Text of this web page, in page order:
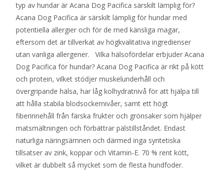
typ av hundar är Acana Dog Pacifica särskilt lämplig för?
Acana Dog Pacifica är särskilt lämplig för hundar med
potentiella allergier och för de med känsliga magar,
eftersom det är tillverkat av högkvalitativa ingredienser
utan vanliga allergener. Vilka hälsofördelar erbjuder Acana
Dog Pacifica för hundar? Acana Dog Pacifica är rikt på kött
och protein, vilket stödjer muskelunderhåll och
övergripande hälsa, har låg kolhydratnivå för att hjälpa till
att hålla stabila blodsockernivåer, samt ett högt
fiberinnehåll från färska frukter och grönsaker som hjälper
matsmältningen och förbättrar pälstillståndet. Endast
naturliga näringsämnen och därmed inga syntetiska
tillsatser av zink, koppar och Vitamin-E. 70 % rent kött,
vilket är dubbelt så mycket som de flesta hundfoder.